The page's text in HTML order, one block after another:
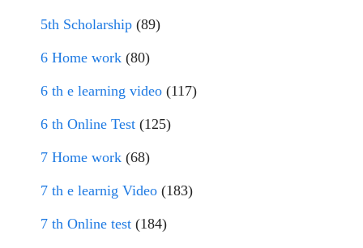
5th Scholarship (89)
6 Home work (80)
6 th e learning video (117)
6 th Online Test (125)
7 Home work (68)
7 th e learnig Video (183)
7 th Online test (184)